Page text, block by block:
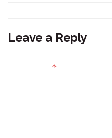
Leave a Reply
*